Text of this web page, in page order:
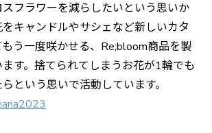
フラワーを減らしたいという思いか
をキャンドルやサシェなど新しいカタ
う一度咲かせる、Re;bloom商品を製
す。捨てられてしまうお花が1輪でも
という思いで活動しています。